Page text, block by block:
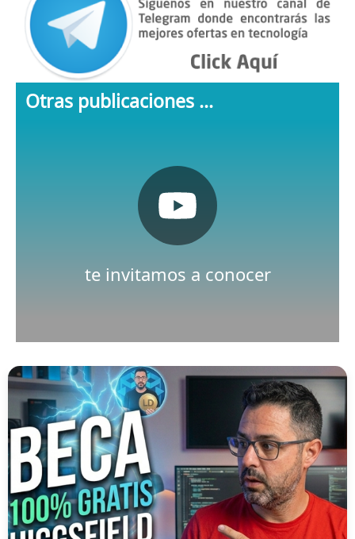
Otras publicaciones ...
te invitamos a conocer
Nuestro canal de Youtube
Pulsa aquí